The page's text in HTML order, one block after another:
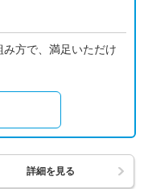
方で、満足いただけ
詳細を見る